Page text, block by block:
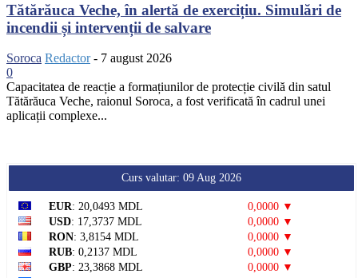
Tătărăuca Veche, în alertă de exercițiu. Simulări de
incendii și intervenții de salvare
Soroca Redactor - 7 august 2026
0
Capacitatea de reacție a formațiunilor de protecție civilă din satul
Tătărăuca Veche, raionul Soroca, a fost verificată în cadrul unei
aplicații complexe...
Curs valutar: 09 Aug 2026
EUR: 20,0493 MDL
0,0000 ▼
USD: 17,3737 MDL
0,0000 ▼
RON: 3,8154 MDL
0,0000 ▼
RUB: 0,2137 MDL
0,0000 ▼
GBP: 23,3868 MDL
0,0000 ▼